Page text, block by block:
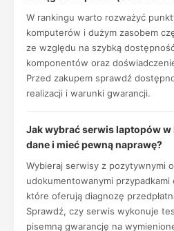
W rankingu warto rozważyć
komputerów i dużym zasobem
ze względu na szybką
komponentów oraz
Przed zakupem sprawdź
realizacji i warunki gwarancji.
Jak wybrać serwis laptopów w
dane i mieć pewną naprawę?
Wybieraj serwisy z pozytywnymi
udokumentowanymi przypadkami
które oferują diagnozę
Sprawdź, czy serwis wykonuje
pisemną gwarancję na